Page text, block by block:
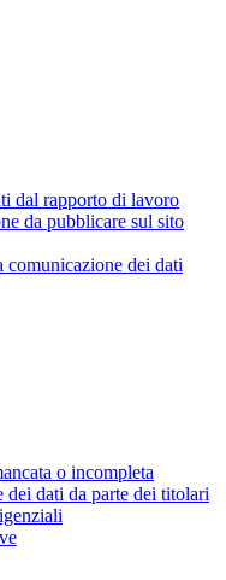
dal rapporto di lavoro
da pubblicare sul sito
comunicazione dei dati
o incompleta
dei dati da parte dei titolari